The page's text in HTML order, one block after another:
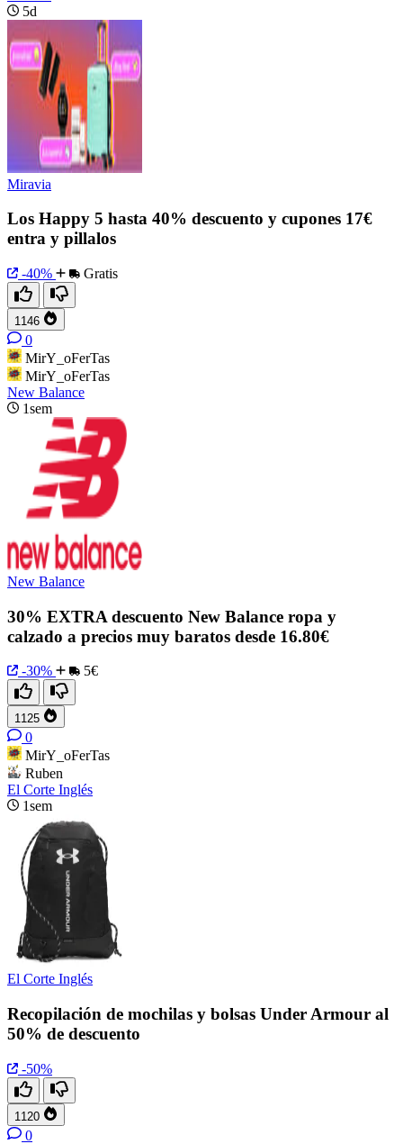
5d
Miravia
Los Happy 5 hasta 40% descuento y cupones 17€
entra y pillalos
-40% Gratis
1146
0
MirY_oFerTas
MirY_oFerTas
New Balance
1sem
New Balance
30% EXTRA descuento New Balance ropa y
calzado a precios muy baratos desde 16.80€
-30% 5€
1125
0
MirY_oFerTas
Ruben
El Corte Inglés
1sem
El Corte Inglés
Recopilación de mochilas y bolsas Under Armour al
50% de descuento
-50%
1120
0